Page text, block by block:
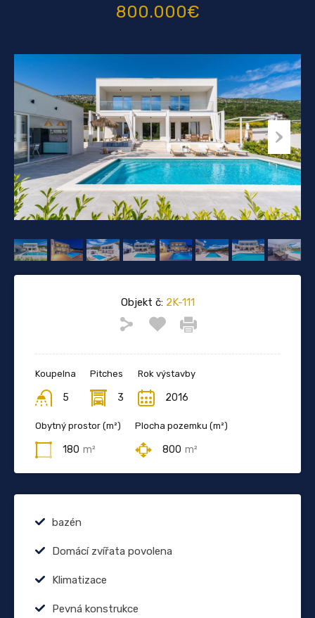
800.000€
Objekt č:2K-111
Koupelna
5
Pitches
3
Rok výstavby
2016
Obytný prostor (m²)
180 m²
Plocha pozemku (m²)
800 m²
bazén
Domácí zvířata povolena
Klimatizace
Pevná konstrukce